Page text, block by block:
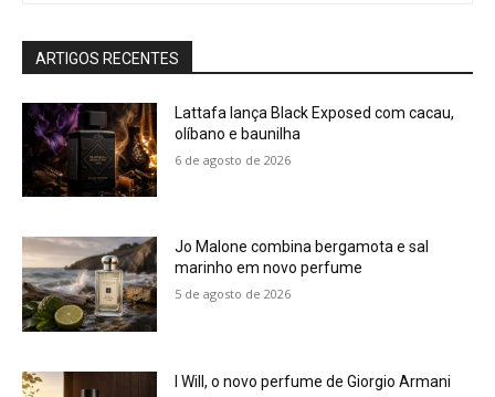
ARTIGOS RECENTES
Lattafa lança Black Exposed com cacau,
olíbano e baunilha
6 de agosto de 2026
Jo Malone combina bergamota e sal
marinho em novo perfume
5 de agosto de 2026
I Will, o novo perfume de Giorgio Armani